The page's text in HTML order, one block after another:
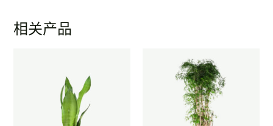
相关产品